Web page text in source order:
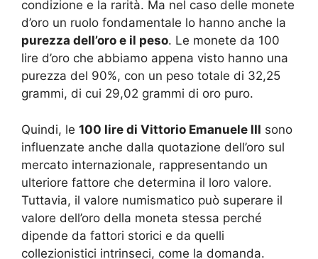
condizione e la rarità. Ma nel caso delle monete
d’oro un ruolo fondamentale lo hanno anche la
purezza dell’oro e il peso. Le monete da 100
lire d’oro che abbiamo appena visto hanno una
purezza del 90%, con un peso totale di 32,25
grammi, di cui 29,02 grammi di oro puro.
Quindi, le 100 lire di Vittorio Emanuele III sono
influenzate anche dalla quotazione dell’oro sul
mercato internazionale, rappresentando un
ulteriore fattore che determina il loro valore.
Tuttavia, il valore numismatico può superare il
valore dell’oro della moneta stessa perché
dipende da fattori storici e da quelli
collezionistici intrinseci, come la domanda.